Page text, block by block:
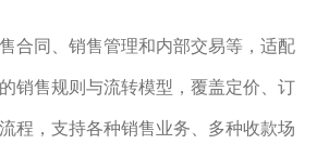
合同、销售管理和内部交易等，适配
销售规则与流转模型，覆盖定价、订
程，支持各种销售业务、多种收款场